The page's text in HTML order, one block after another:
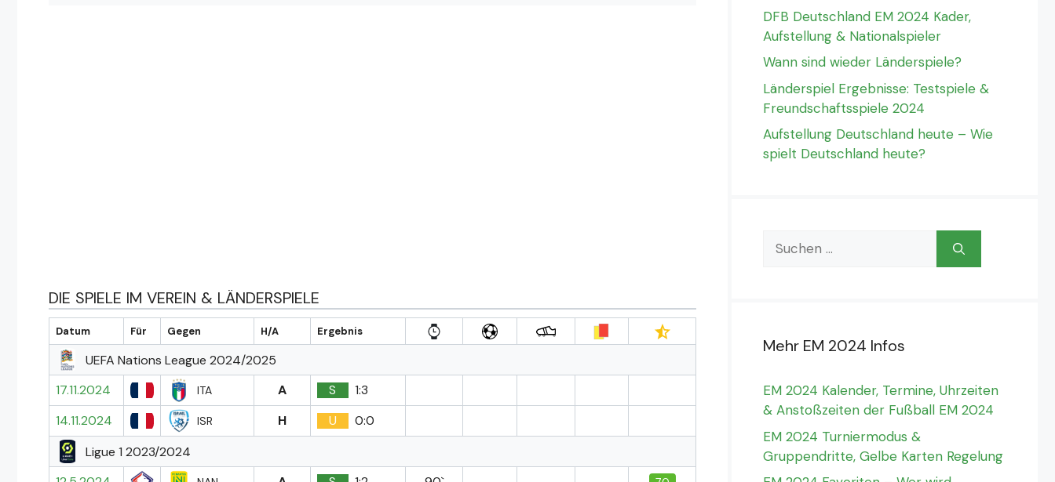
DIE SPIELE IM VEREIN & LÄNDERSPIELE
Datum Für Gegen H/A Ergebnis
UEFA Nations League 2024/2025
17.11.2024
ITA A S
1:3
14.11.2024
ISR H U
0:0
Ligue 1 2023/2024
DFB Deutschland EM 2024 Kader,
Aufstellung & Nationalspieler
Wann sind wieder Länderspiele?
Länderspiel Ergebnisse: Testspiele &
Freundschaftsspiele 2024
Aufstellung Deutschland heute – Wie
spielt Deutschland heute?
Suchen
nach:
Mehr EM 2024 Infos
EM 2024 Kalender, Termine, Uhrzeiten
& Anstoßzeiten der Fußball EM 2024
EM 2024 Turniermodus &
Gruppendritte, Gelbe Karten Regelung